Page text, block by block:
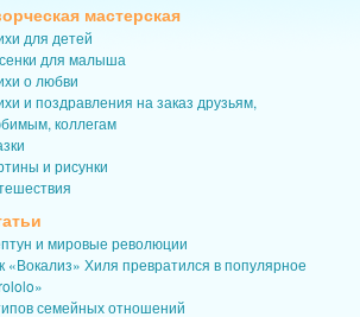
мастерская
для детей
для малыша
о любви
и поздравления на заказ друзьям,
коллегам
и рисунки
и мировые революции
«Вокализ» Хиля превратился в популярное
семейных отношений